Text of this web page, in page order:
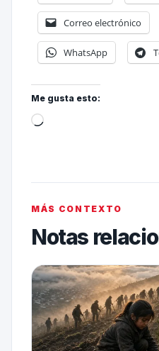
Correo electrónico
WhatsApp
Me gusta esto:
MÁS CONTEXTO
Notas